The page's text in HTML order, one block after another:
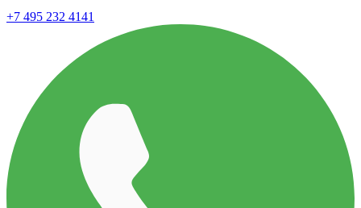
+7 495 232 4141